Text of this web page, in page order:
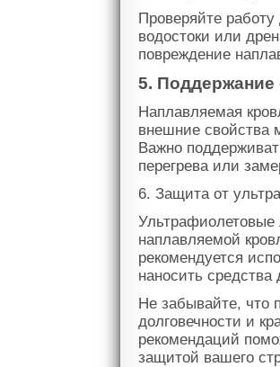
Проверяйте
водостоки или
повреждение
5. Поддержание
Наплавляемая
внешние свойства
Важно
перегрева или
6. Защита от
Ультрафиолетовые
наплавляемой
рекомендуется
наносить
Не забывайте, что
долговечности и
рекомендаций
защитой вашего